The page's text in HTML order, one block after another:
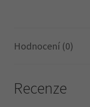
Hodnocení (0)
Recenze